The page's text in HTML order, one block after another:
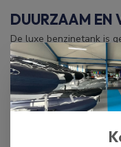
DUURZAAM EN
De luxe benzinetank is
voorkomt dat het
benzine. Dit voorkomt
buitenboordmotor. Met
ideaal voor kleinere
tank gemakkelijk
ROBUUSTE